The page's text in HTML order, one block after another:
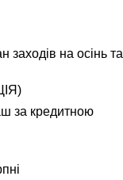
заходів на осінь та
за кредитною